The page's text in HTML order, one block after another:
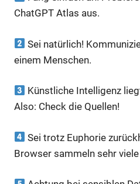
ChatGPT Atlas aus.
Sei natürlich!
einem Menschen.
Künstliche Intelligenz
Also: Check die Quellen!
Sei trotz Euphorie
Browser sammeln sehr viele